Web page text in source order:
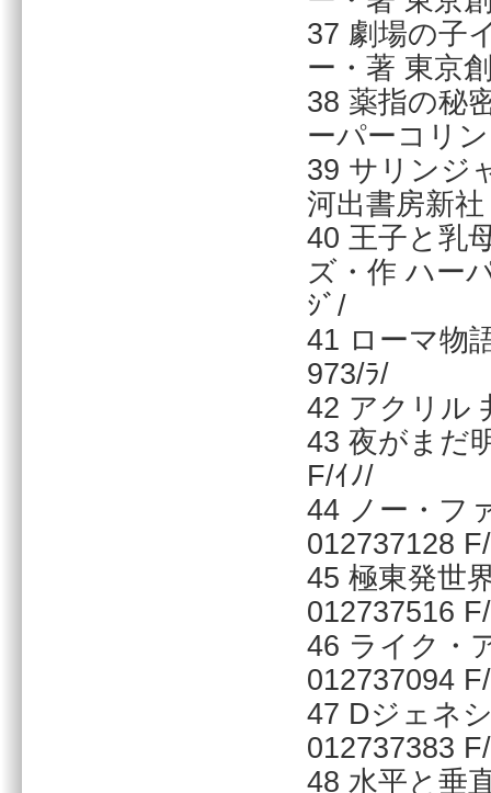
37 劇場の子
ー・著 東京
38 薬指の秘
ーパーコリ
39 サリンジ
河出書房新
40 王子と乳
ズ・作 ハー
ｼﾞ/
41 ローマ物
973/ﾗ/
42 アクリル
43 夜がまだ
F/ｲﾉ/
44 ノー・フ
012737128
45 極東発世
012737516
46 ライク・
012737094
47 Dジェネ
012737383
48 水平と垂